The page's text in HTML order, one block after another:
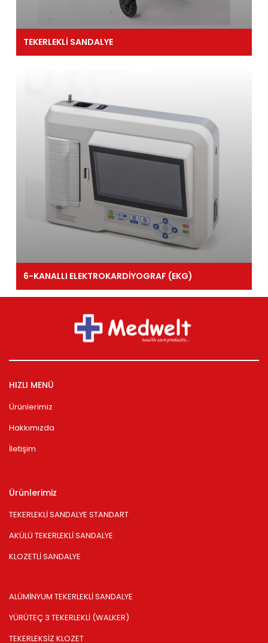
TEKERLEKLİ SANDALYE
6-KANALLI ELEKTROKARDİYOGRAF (EKG)
HIZLI MENÜ
Ürünlerimiz
Hakkımızda
İletişim
Ürünlerimiz
TEKERLEKLİ SANDALYE STANDART
AKÜLÜ TEKERLEKLİ SANDALYE
KLOZETLİ SANDALYE
ALÜMİNYUM TEKERLEKLİ SANDALYE
YÜRÜTEÇ 3 TEKERLEKLİ (WALKER)
TEKERLEKSİZ KLOZET